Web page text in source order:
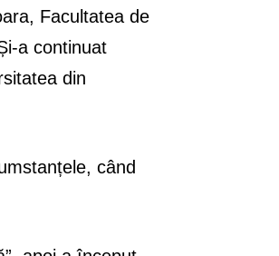
Facultatea de
a continuat
din
când